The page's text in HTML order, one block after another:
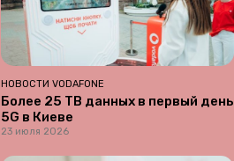
НОВОСТИ VODAFONE
Более 25 ТВ данных в первый день
5G в Киеве
23 июля 2026